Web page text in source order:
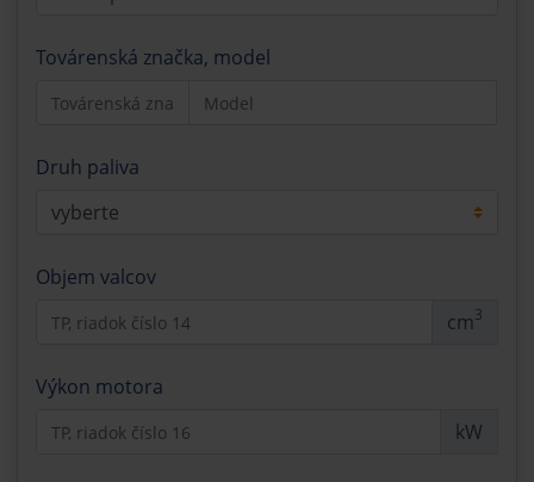
Továrenská značka, model
Druh paliva
Objem valcov
cm3
Výkon motora
kW